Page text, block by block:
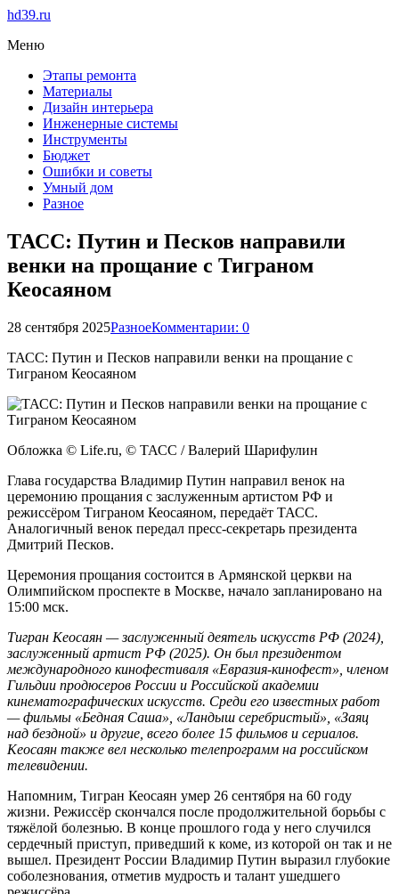
hd39.ru
Меню
Этапы ремонта
Материалы
Дизайн интерьера
Инженерные системы
Инструменты
Бюджет
Ошибки и советы
Умный дом
Разное
ТАСС: Путин и Песков направили
венки на прощание с Тиграном
Кеосаяном
28 сентября 2025РазноеКомментарии: 0
ТАСС: Путин и Песков направили венки на прощание с
Тиграном Кеосаяном
Обложка © Life.ru, © ТАСС / Валерий Шарифулин
Глава государства Владимир Путин направил венок на
церемонию прощания с заслуженным артистом РФ и
режиссёром Тиграном Кеосаяном, передаёт ТАСС.
Аналогичный венок передал пресс-секретарь президента
Дмитрий Песков.
Церемония прощания состоится в Армянской церкви на
Олимпийском проспекте в Москве, начало запланировано на
15:00 мск.
Тигран Кеосаян — заслуженный деятель искусств РФ (2024),
заслуженный артист РФ (2025). Он был президентом
международного кинофестиваля «Евразия-кинофест», членом
Гильдии продюсеров России и Российской академии
кинематографических искусств. Среди его известных работ
— фильмы «Бедная Саша», «Ландыш серебристый», «Заяц
над бездной» и другие, всего более 15 фильмов и сериалов.
Кеосаян также вел несколько телепрограмм на российском
телевидении.
Напомним, Тигран Кеосаян умер 26 сентября на 60 году
жизни. Режиссёр скончался после продолжительной борьбы с
тяжёлой болезнью. В конце прошлого года у него случился
сердечный приступ, приведший к коме, из которой он так и не
вышел. Президент России Владимир Путин выразил глубокие
соболезнования, отметив мудрость и талант ушедшего